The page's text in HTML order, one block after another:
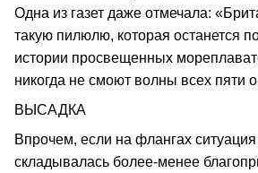
Одна из газет даже отмечала:
такую пилюлю, которая останется
истории просвещенных
никогда не смоют волны всех пяти
ВЫСАДКА
Впрочем, если на флангах
складывалась более-менее